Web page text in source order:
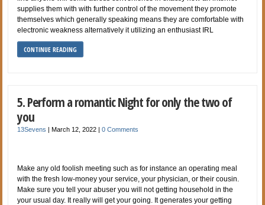
supplies them with with further control of the movement they promote
themselves which generally speaking means they are comfortable with
electronic weakness alternatively it utilizing an enthusiast IRL
CONTINUE READING
5. Perform a romantic Night for only the two of
you
13Sevens |March 12, 2022 |0 Comments
Make any old foolish meeting such as for instance an operating meal
with the fresh low-money your service, your physician, or their cousin.
Make sure you tell your abuser you will not getting household in the
your usual day. It really will get your going. It generates your getting